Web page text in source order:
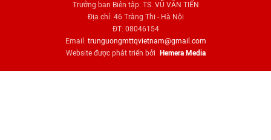
Trưởng ban Biên tập: TS. VŨ VĂN TIẾN
Địa chỉ: 46 Tràng Thi - Hà Nội
ĐT: 08046154
Email: trunguongmttqvietnam@gmail.com
Website được phát triển bởi
Hemera Media